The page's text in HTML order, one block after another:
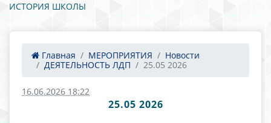
ИСТОРИЯ ШКОЛЫ
Главная МЕРОПРИЯТИЯ
Новости
ДЕЯТЕЛЬНОСТЬ ЛДП
25.05 2026
16.06.2026 18:22
25.05 2026